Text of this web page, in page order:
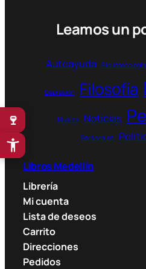
Leamos un
Autoayuda Bibliotecología
Depresión Filosofía
Música Noticias
Personajes
Libros Medellín
Librería
Mi cuenta
Lista de deseos
Carrito
Direcciones
Pedidos
🍷